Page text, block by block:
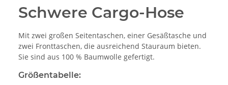
Schwere Cargo-Hose
Mit zwei großen Seitentaschen, einer Gesäßtasche und
zwei Fronttaschen, die ausreichend Stauraum bieten.
Sie sind aus 100 % Baumwolle gefertigt.
Größentabelle: